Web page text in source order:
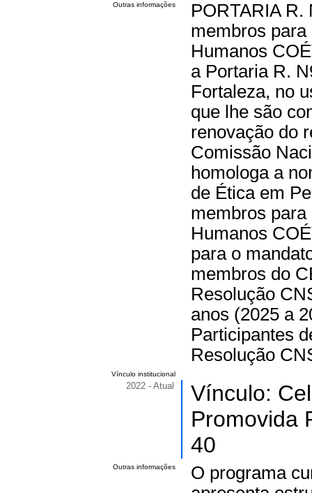
Outras informações
PORTARIA R.
membros
Humanos
a Portaria R.
Fortaleza, no
que lhe são
renovação do
Comissão
homologa a
de Ética em
membros
Humanos
para o
membros do
Resolução
anos (2025 a
Participantes
Resolução
Vínculo institucional
2022 - Atual
Vínculo:
Promovida
40
Outras informações
O programa